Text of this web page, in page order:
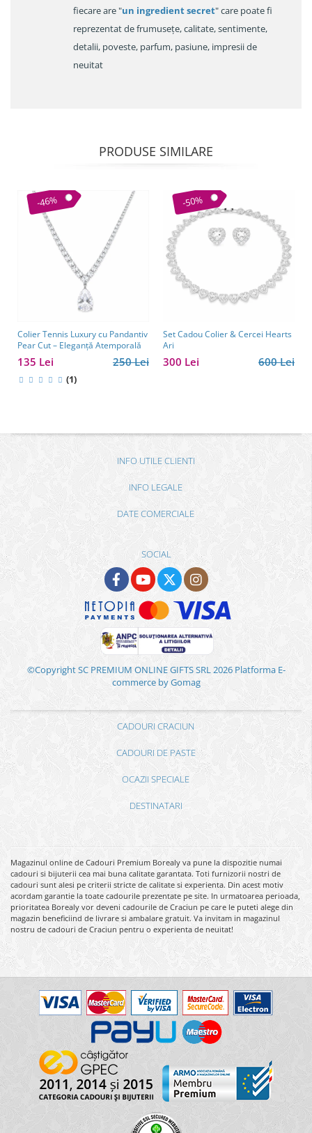
fiecare are "un ingredient secret" care poate fi
reprezentat de frumusețe, calitate, sentimente,
detalii, poveste, parfum, pasiune, impresii de
neuitat
PRODUSE SIMILARE
-46%
Colier Tennis Luxury cu Pandantiv
Pear Cut – Eleganță Atemporală
250 Lei
135 Lei
(1)
-50%
Set Cadou Colier & Cercei Hearts
Ari
600 Lei
300 Lei
INFO UTILE CLIENTI
INFO LEGALE
DATE COMERCIALE
SOCIAL
©Copyright SC PREMIUM ONLINE GIFTS SRL 2026 Platforma E-
commerce by Gomag
CADOURI CRACIUN
CADOURI DE PASTE
OCAZII SPECIALE
DESTINATARI
Magazinul online de Cadouri Premium Borealy va pune la dispozitie numai
cadouri si bijuterii cea mai buna calitate garantata. Toti furnizorii nostri de
cadouri sunt alesi pe criterii stricte de calitate si experienta. Din acest motiv
acordam garantie la toate cadourile prezentate pe site. In urmatoarea perioada,
prioritatea Borealy vor deveni cadourile de Craciun pe care le puteti alege din
magazin beneficiind de livrare si ambalare gratuit. Va invitam in magazinul
nostru de cadouri de Craciun pentru o experienta de neuitat!